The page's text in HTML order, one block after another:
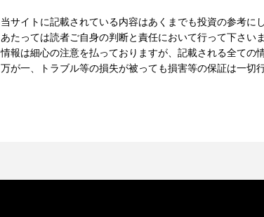
当サイトに記載されている内容はあくまでも投資の参考に
あたっては読者ご自身の判断と責任において行って下さい
情報は細心の注意を払っておりますが、記載される全ての
万が一、トラブル等の損失が被っても損害等の保証は一切